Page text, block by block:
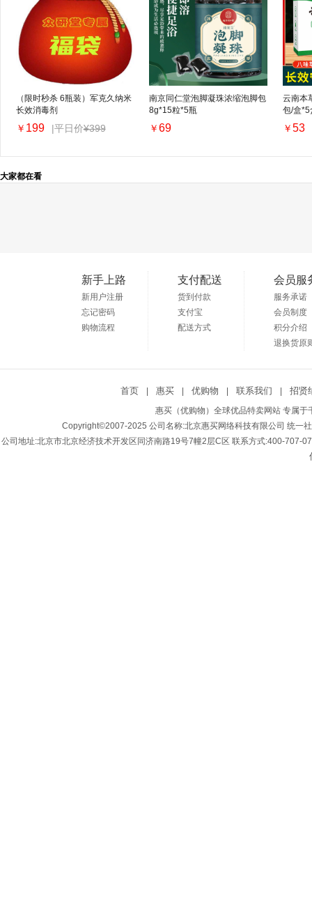
（限时秒杀 6瓶装）军克久纳米
长效消毒剂
￥ 199 |平日价¥399
南京同仁堂泡脚凝珠浓缩泡脚包
8g*15粒*5瓶
￥ 69
云南本
包/盒*5
￥ 53
大家都在看
新手上路
新用户注册
忘记密码
购物流程
支付配送
货到付款
支付宝
配送方式
会员服
服务承诺
会员制度
积分介绍
退换货原
首页 惠买 优购物 联系我们 招贤
惠买（优购物）全球优品特卖网站 专属
Copyright©2007-2025 公司名称:北京惠买网络科技有限公司 统一
公司地址:北京市北京经济技术开发区同济南路19号7幢2层C区 联系方式:400-707-